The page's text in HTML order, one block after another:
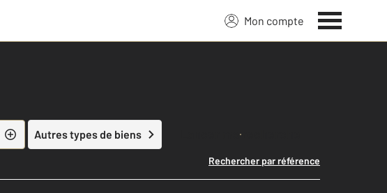
Mon compte
Autres types de biens Lancer ma recherche
Rechercher par référence